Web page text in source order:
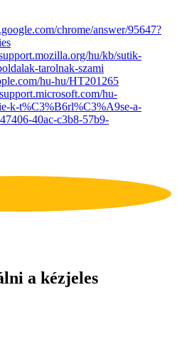
chrome/answer/95647?
hu/kb/sutik-
tarolnak-szami
hu-hu/HT201265
hu-
k-t%C3%B6rl%C3%A9se-a-
40ac-c3b8-57b9-
a kézjeles